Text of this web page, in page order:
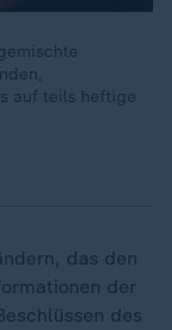
auf teils heftige
das den
der
des